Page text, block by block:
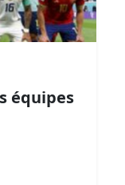
équipes